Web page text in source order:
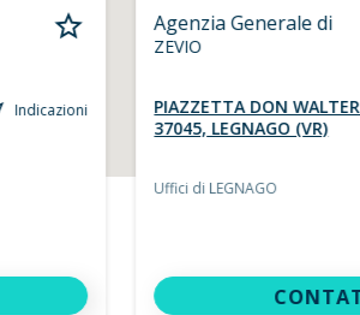
Indicazioni
Agenzia Generale di
ZEVIO
PIAZZETTA DON
37045, LEGNAGO (VR)
Uffici di LEGNAGO